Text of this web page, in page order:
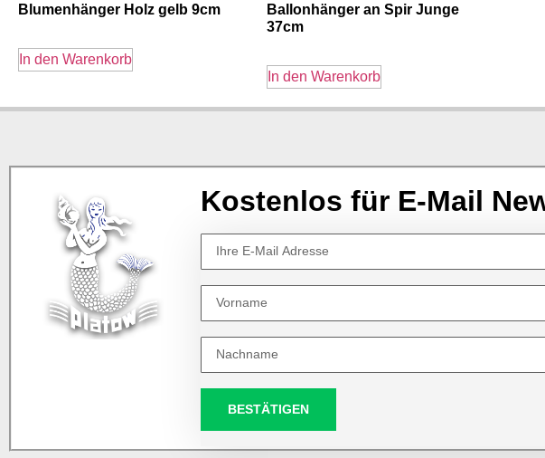
Blumenhänger Holz gelb 9cm
In den Warenkorb
Ballonhänger an Spir Junge
37cm
In den Warenkorb
Kostenlos für E-Mail
BESTÄTIGEN